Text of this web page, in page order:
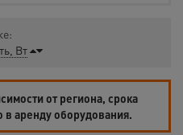
Вт
от региона, срока
в аренду оборудования.